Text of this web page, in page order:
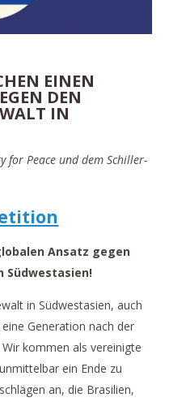
EINEN
DEN
IN
for Peace und dem Schiller-
Ansatz gegen
Südwestasien!
in Südwestasien, auch
Generation nach der
kommen als vereinigte
ein Ende zu
an, die Brasilien,